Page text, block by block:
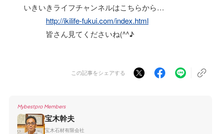
いきいきライフチャンネルはこちらから…
http://ikilife-fukui.com/index.html
皆さん見てくださいね(^^♪
この記事をシェアする
Mybestpro Members
宝木幹夫
宝木石材有限会社